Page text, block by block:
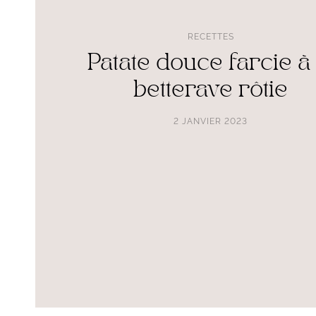
Patate douce farcie à
betterave rôtie
2 JANVIER 2023
RECETTES